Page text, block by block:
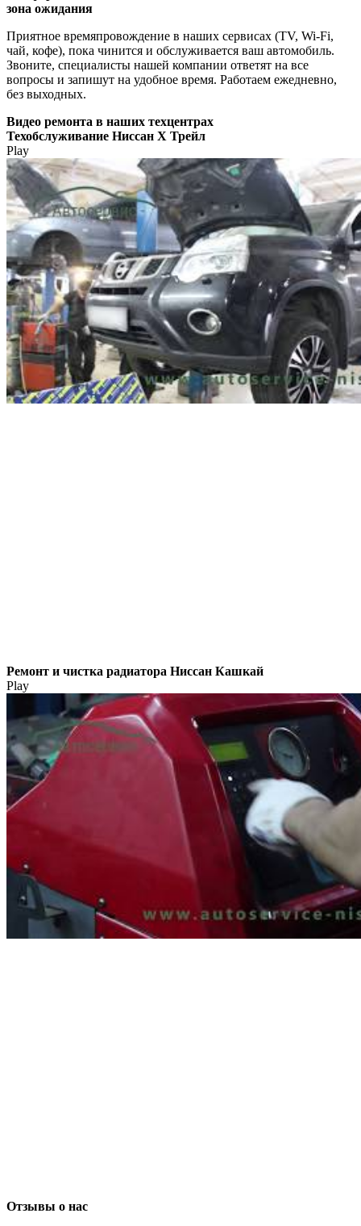
зона ожидания
Приятное времяпровождение в наших сервисах (TV, Wi-Fi,
чай, кофе), пока чинится и обслуживается ваш автомобиль.
Звоните, специалисты нашей компании ответят на все
вопросы и запишут на удобное время. Работаем ежедневно,
без выходных.
Видео ремонта в наших техцентрах
Техобслуживание Ниссан Х Трейл
Play
Ремонт и чистка радиатора Ниссан Кашкай
Play
Отзывы о нас